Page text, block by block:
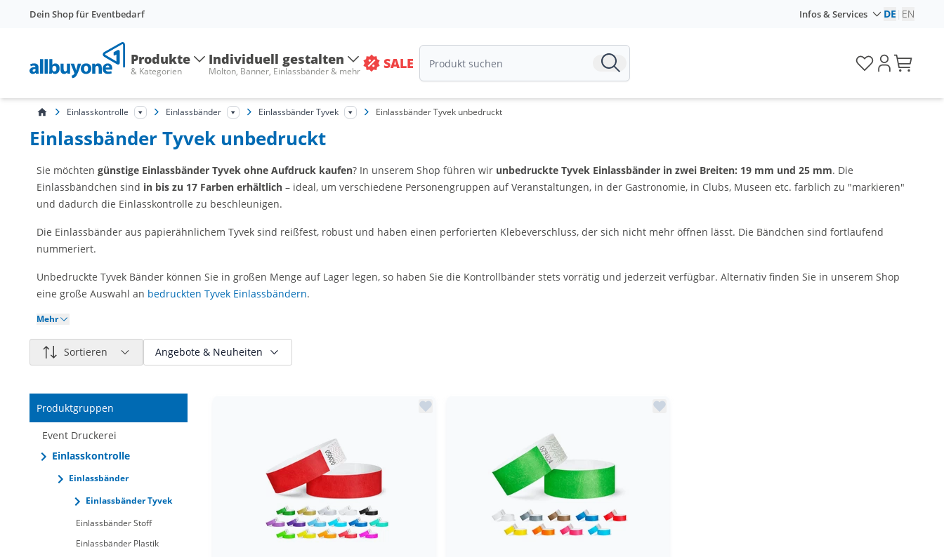
Dein Shop für Eventbedarf Infos & Services DE EN
Produkte
& Kategorien
Individuell gestalten
Molton, Banner, Einlassbänder & mehr SALE
Einlasskontrolle Einlassbänder Einlassbänder Tyvek Einlassbänder Tyvek unbedruckt
Einlassbänder Tyvek unbedruckt
Sie möchten günstige Einlassbänder Tyvek ohne Aufdruck kaufen? In unserem Shop führen wir unbedruckte Tyvek Einlassbänder in zwei Breiten: 19 mm und 25 mm. Die
Einlassbändchen sind in bis zu 17 Farben erhältlich – ideal, um verschiedene Personengruppen auf Veranstaltungen, in der Gastronomie, in Clubs, Museen etc. farblich zu "markieren"
und dadurch die Einlasskontrolle zu beschleunigen.
Die Einlassbänder aus papierähnlichem Tyvek sind reißfest, robust und haben einen perforierten Klebeverschluss, der sich nicht mehr öffnen lässt. Die Bändchen sind fortlaufend
nummeriert.
Unbedruckte Tyvek Bänder können Sie in großen Menge auf Lager legen, so haben Sie die Kontrollbänder stets vorrätig und jederzeit verfügbar. Alternativ finden Sie in unserem Shop
eine große Auswahl an bedruckten Tyvek Einlassbändern.
Mehr
Sortieren Angebote & Neuheiten
Nur reduzierte Artikel
Produktgruppen
Event Druckerei
Einlasskontrolle
Einlassbänder
Einlassbänder Tyvek
Einlassbänder Stoff
Einlassbänder Plastik